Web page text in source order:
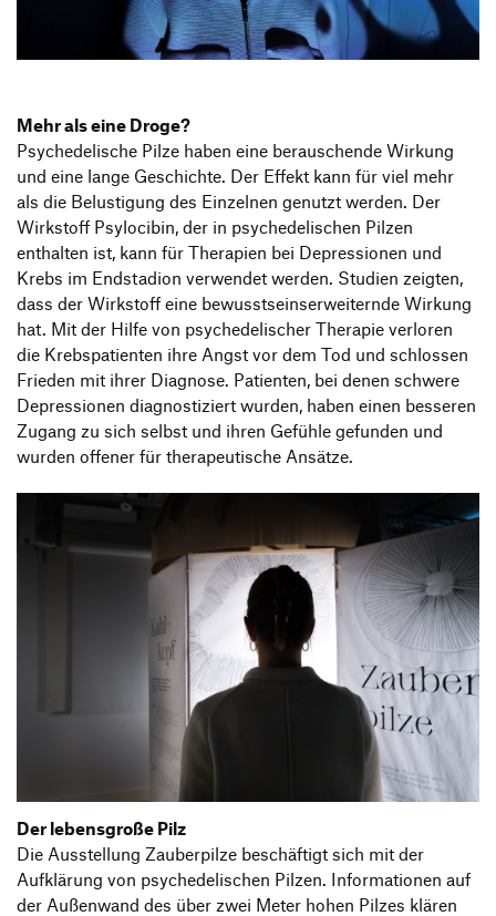
Transfer und Kooperation
Produktgestaltung B.A.
Strategische Gestaltung M.A.
Mehr als eine Droge?
Psychedelische Pilze haben eine berauschende Wirkung
und eine lange Geschichte. Der Effekt kann für viel mehr
als die Belustigung des Einzelnen genutzt werden. Der
Wirkstoff Psylocibin, der in psychedelischen Pilzen
enthalten ist, kann für Therapien bei Depressionen und
Krebs im Endstadion verwendet werden. Studien zeigten,
dass der Wirkstoff eine bewusstseinserweiternde Wirkung
hat. Mit der Hilfe von psychedelischer Therapie verloren
die Krebspatienten ihre Angst vor dem Tod und schlossen
Frieden mit ihrer Diagnose. Patienten, bei denen schwere
Depressionen diagnostiziert wurden, haben einen besseren
Zugang zu sich selbst und ihren Gefühle gefunden und
wurden offener für therapeutische Ansätze.
Der lebensgroße Pilz
Die Ausstellung Zauberpilze beschäftigt sich mit der
Aufklärung von psychedelischen Pilzen. Informationen auf
der Außenwand des über zwei Meter hohen Pilzes klären